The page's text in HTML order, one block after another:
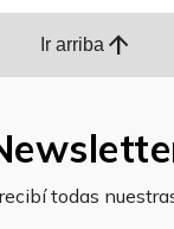
Ir arriba arrow_upward
todas